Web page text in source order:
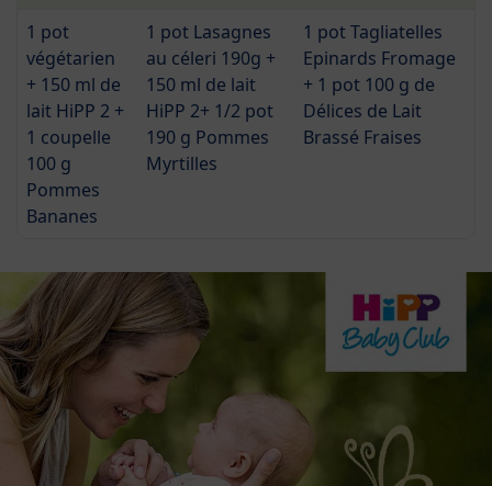
1 pot
végétarien
+ 150 ml de
lait HiPP 2 +
1 coupelle
100 g
Pommes
Bananes
1 pot Lasagnes
au céleri 190g +
150 ml de lait
HiPP 2+ 1/2 pot
190 g Pommes
Myrtilles
1 pot Tagliatelles
Epinards Fromage
+ 1 pot 100 g de
Délices de Lait
Brassé Fraises